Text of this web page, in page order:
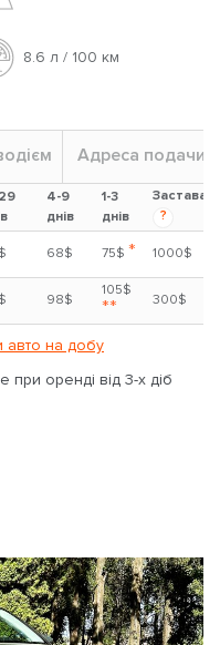
8.6 л / 100 км
Адреса подачи
4-9
днів
1-3
днів
Застава
?
68$ 75$ * 1000$
98$
105$
** 300$
авто на добу
при оренді від 3-х діб